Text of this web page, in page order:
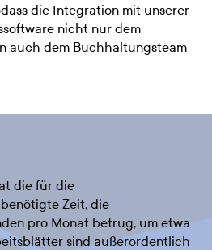
die Integration mit unserer
nicht nur dem
auch dem Buchhaltungsteam
die für die
Zeit, die
pro Monat betrug, um etwa
sind außerordentlich